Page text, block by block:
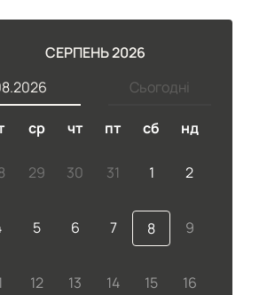
СЕРПЕНЬ 2026
Сьогодні
ср чт пт сб нд
29 30 31 1 2
5 6 7 8 9
12 13 14 15 16